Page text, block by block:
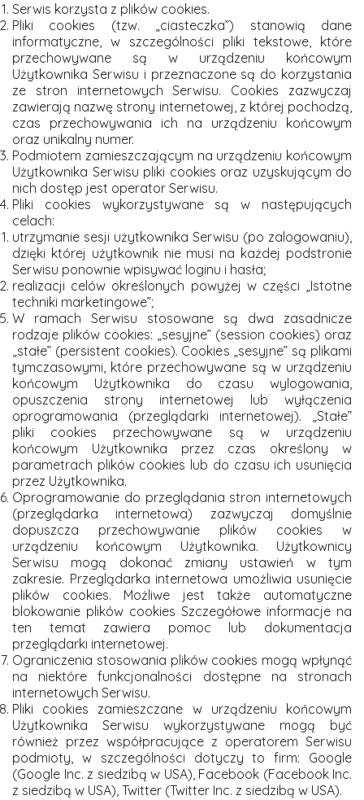
Serwis korzysta z plików cookies.
Pliki cookies (tzw. „ciasteczka”) stanowią dane
informatyczne, w szczególności pliki tekstowe, które
przechowywane są w urządzeniu końcowym
Użytkownika Serwisu i przeznaczone są do korzystania
ze stron internetowych Serwisu. Cookies zazwyczaj
zawierają nazwę strony internetowej, z której pochodzą,
czas przechowywania ich na urządzeniu końcowym
oraz unikalny numer.
Podmiotem zamieszczającym na urządzeniu końcowym
Użytkownika Serwisu pliki cookies oraz uzyskującym do
nich dostęp jest operator Serwisu.
Pliki cookies wykorzystywane są w następujących
celach:
utrzymanie sesji użytkownika Serwisu (po zalogowaniu),
dzięki której użytkownik nie musi na każdej podstronie
Serwisu ponownie wpisywać loginu i hasła;
realizacji celów określonych powyżej w części „Istotne
techniki marketingowe”;
W ramach Serwisu stosowane są dwa zasadnicze
rodzaje plików cookies: „sesyjne” (session cookies) oraz
„stałe” (persistent cookies). Cookies „sesyjne” są plikami
tymczasowymi, które przechowywane są w urządzeniu
końcowym Użytkownika do czasu wylogowania,
opuszczenia strony internetowej lub wyłączenia
oprogramowania (przeglądarki internetowej). „Stałe”
pliki cookies przechowywane są w urządzeniu
końcowym Użytkownika przez czas określony w
parametrach plików cookies lub do czasu ich usunięcia
przez Użytkownika.
Oprogramowanie do przeglądania stron internetowych
(przeglądarka internetowa) zazwyczaj domyślnie
dopuszcza przechowywanie plików cookies w
urządzeniu końcowym Użytkownika. Użytkownicy
Serwisu mogą dokonać zmiany ustawień w tym
zakresie. Przeglądarka internetowa umożliwia usunięcie
plików cookies. Możliwe jest także automatyczne
blokowanie plików cookies Szczegółowe informacje na
ten temat zawiera pomoc lub dokumentacja
przeglądarki internetowej.
Ograniczenia stosowania plików cookies mogą wpłynąć
na niektóre funkcjonalności dostępne na stronach
internetowych Serwisu.
Pliki cookies zamieszczane w urządzeniu końcowym
Użytkownika Serwisu wykorzystywane mogą być
również przez współpracujące z operatorem Serwisu
podmioty, w szczególności dotyczy to firm: Google
(Google Inc. z siedzibą w USA), Facebook (Facebook Inc.
z siedzibą w USA), Twitter (Twitter Inc. z siedzibą w USA).